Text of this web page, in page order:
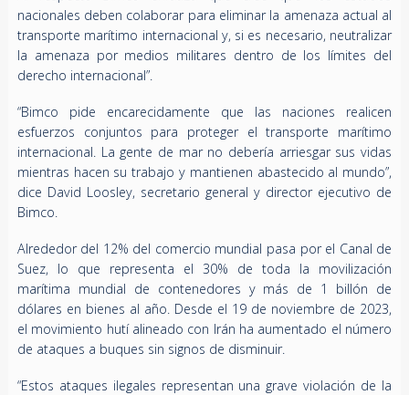
nacionales deben colaborar para eliminar la amenaza actual al
transporte marítimo internacional y, si es necesario, neutralizar
la amenaza por medios militares dentro de los límites del
derecho internacional”.
“Bimco pide encarecidamente que las naciones realicen
esfuerzos conjuntos para proteger el transporte marítimo
internacional. La gente de mar no debería arriesgar sus vidas
mientras hacen su trabajo y mantienen abastecido al mundo”,
dice David Loosley, secretario general y director ejecutivo de
Bimco.
Alrededor del 12% del comercio mundial pasa por el Canal de
Suez, lo que representa el 30% de toda la movilización
marítima mundial de contenedores y más de 1 billón de
dólares en bienes al año. Desde el 19 de noviembre de 2023,
el movimiento hutí alineado con Irán ha aumentado el número
de ataques a buques sin signos de disminuir.
“Estos ataques ilegales representan una grave violación de la